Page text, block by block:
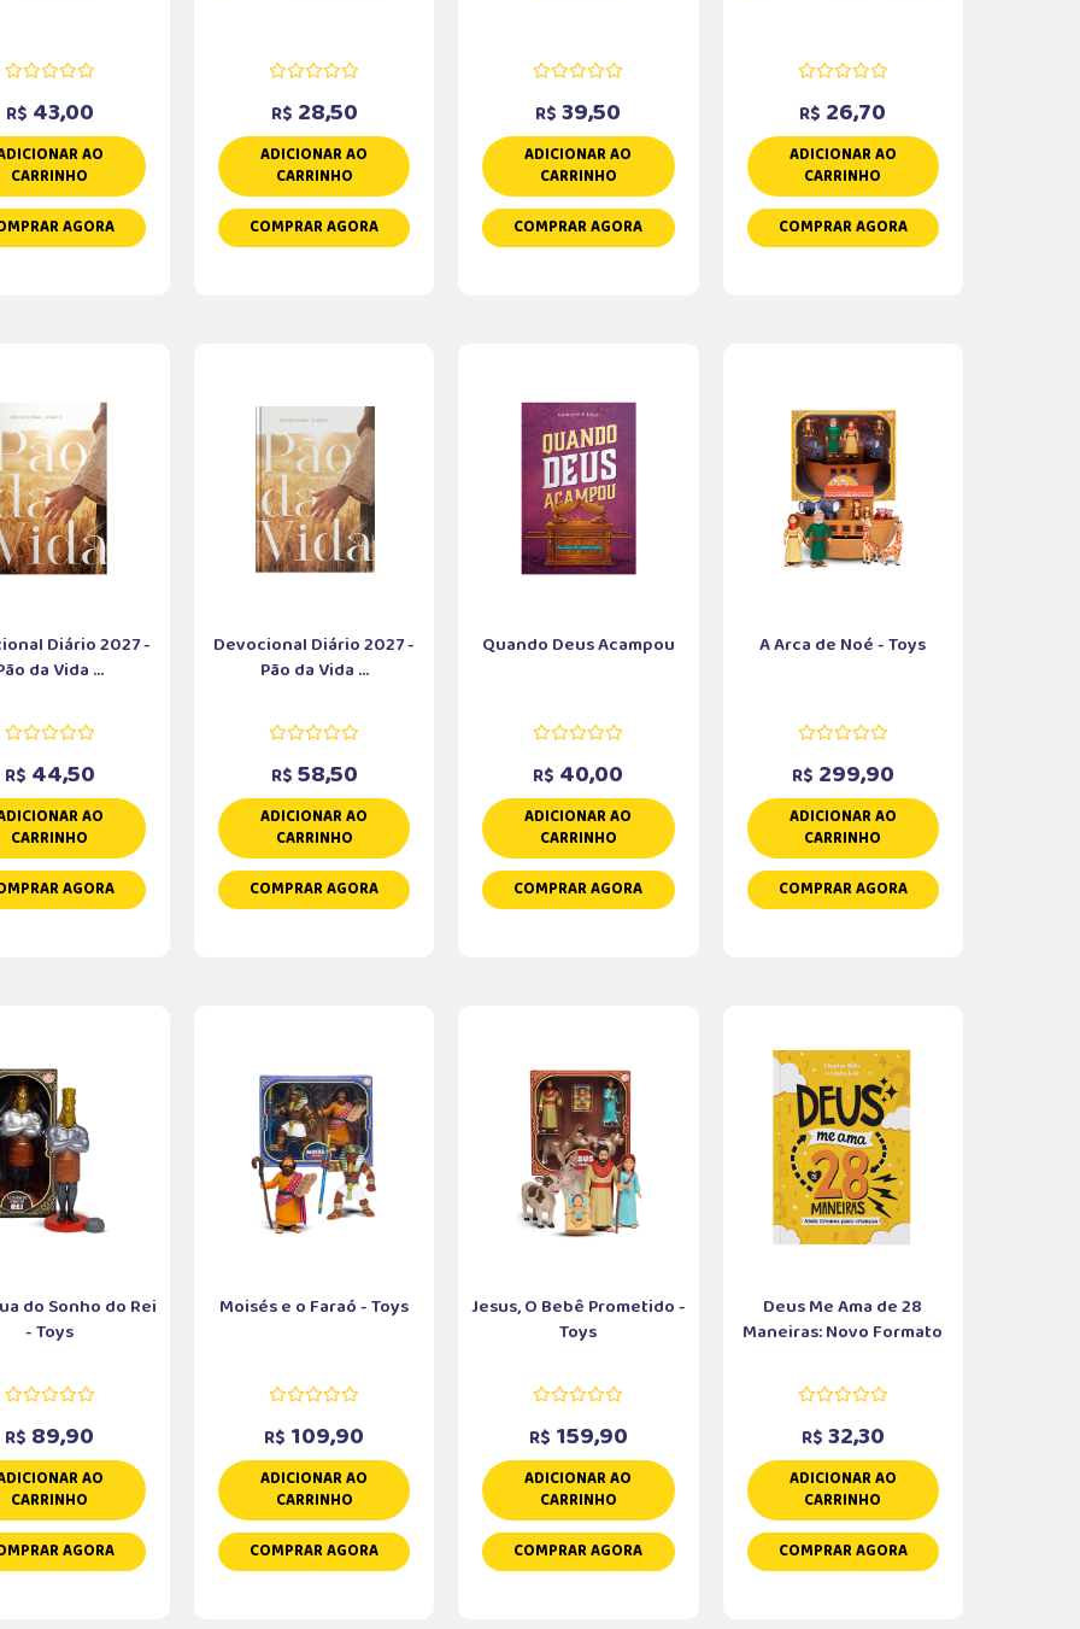
R$ 43,00
AO
CARRINHO
AGORA
R$ 28,50
ADICIONAR AO
CARRINHO
COMPRAR AGORA
R$ 39,50
ADICIONAR AO
CARRINHO
COMPRAR AGORA
R$ 26,70
ADICIONAR AO
CARRINHO
COMPRAR AGORA
Diário 2027 -
da Vida ...
R$ 44,50
AO
CARRINHO
AGORA
Devocional Diário 2027 -
Pão da Vida ...
R$ 58,50
ADICIONAR AO
CARRINHO
COMPRAR AGORA
Quando Deus Acampou
R$ 40,00
ADICIONAR AO
CARRINHO
COMPRAR AGORA
A Arca de Noé - Toys
R$ 299,90
ADICIONAR AO
CARRINHO
COMPRAR AGORA
do Sonho do Rei
- Toys
R$ 89,90
AO
CARRINHO
AGORA
Moisés e o Faraó - Toys
R$ 109,90
ADICIONAR AO
CARRINHO
COMPRAR AGORA
Jesus, O Bebê Prometido -
Toys
R$ 159,90
ADICIONAR AO
CARRINHO
COMPRAR AGORA
Deus Me Ama de 28
Maneiras: Novo Formato
R$ 32,30
ADICIONAR AO
CARRINHO
COMPRAR AGORA